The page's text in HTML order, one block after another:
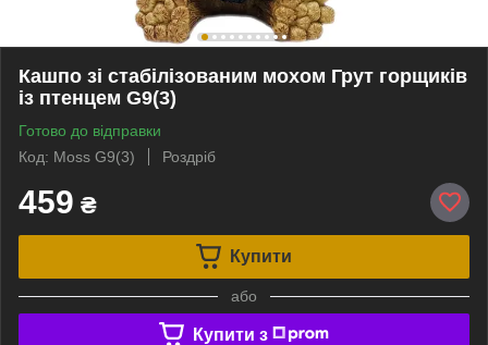
Кашпо зі стабілізованим мохом Грут горщиків
із птенцем G9(3)
Готово до відправки
Код: Moss G9(3)
Роздріб
459 ₴
Купити
або
Купити з